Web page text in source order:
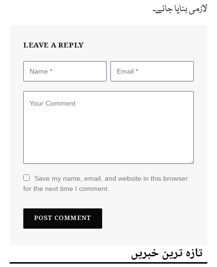
لازمی بنایا جائے۔
LEAVE A REPLY
Save my name, email, and website in this browser
for the next time I comment.
تازہ ترین خبریں